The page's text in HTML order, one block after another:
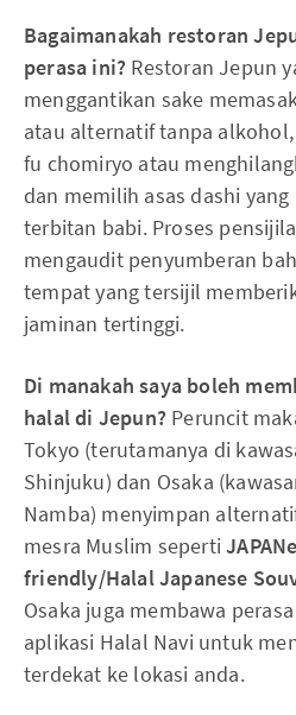
Bagaimanakah restoran
perasa ini? Restoran Jepun
menggantikan sake
atau alternatif tanpa
fu chomiryo atau
dan memilih asas dashi
terbitan babi. Proses
mengaudit penyumberan
tempat yang tersijil
jaminan tertinggi.
Di manakah saya boleh
halal di Jepun? Peruncit
Tokyo (terutamanya di
Shinjuku) dan Osaka
Namba) menyimpan
mesra Muslim seperti
friendly/Halal Japanese
Osaka juga membawa
aplikasi Halal Navi untuk
terdekat ke lokasi anda.